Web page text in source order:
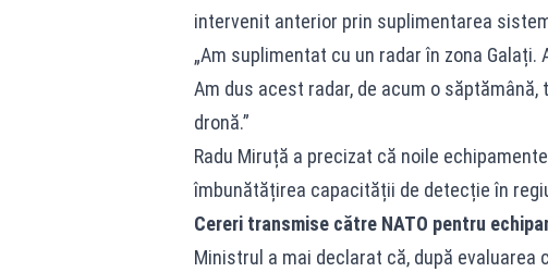
intervenit anterior prin suplimentarea
„Am suplimentat cu un radar în zona
Am dus acest radar, de acum o
dronă.”
Radu Miruță a precizat că noile
îmbunătățirea capacității de detecție în
Cereri transmise către NATO pentru
Ministrul a mai declarat că, după